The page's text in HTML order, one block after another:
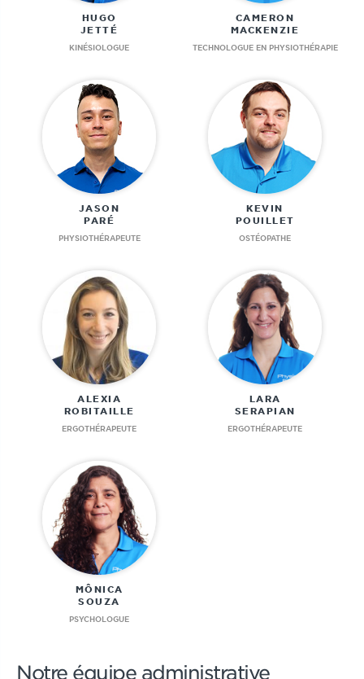
HUGO
JETTÉ
KINÉSIOLOGUE
CAMERON
MACKENZIE
TECHNOLOGUE EN PHYSIOTHÉRAPIE
JASON
PARÉ
PHYSIOTHÉRAPEUTE
KEVIN
POUILLET
OSTÉOPATHE
ALEXIA
ROBITAILLE
ERGOTHÉRAPEUTE
LARA
SERAPIAN
ERGOTHÉRAPEUTE
MÔNICA
SOUZA
PSYCHOLOGUE
Notre équipe administrative